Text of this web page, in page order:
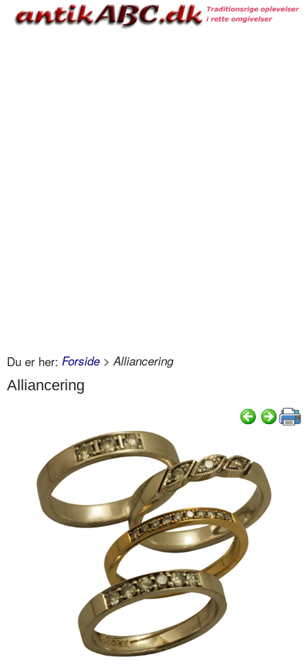
Du er her: Forside > Alliancering
Alliancering